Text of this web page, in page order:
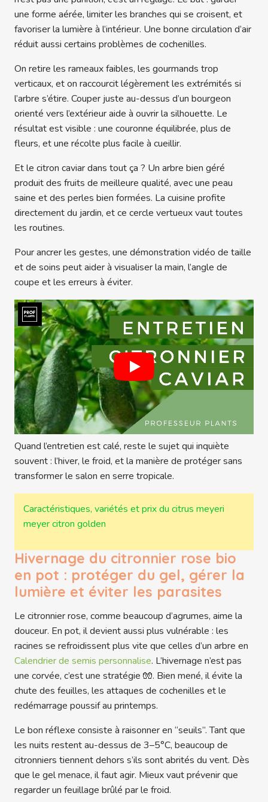
une forme aérée, limiter les branches qui se croisent, et
favoriser la lumière à l’intérieur. Une bonne circulation d’air
réduit aussi certains problèmes de cochenilles.
On retire les rameaux faibles, les gourmands trop
verticaux, et on raccourcit légèrement les extrémités si
l’arbre s’étire. Couper juste au-dessus d’un bourgeon
orienté vers l’extérieur aide à ouvrir la silhouette. Le
résultat est visible : une couronne équilibrée, plus de
fleurs, et une récolte plus facile à cueillir.
Et le citron caviar dans tout ça ? Un arbre bien géré
produit des fruits de meilleure qualité, avec une peau
saine et des perles bien formées. La cuisine profite
directement du jardin, et ce cercle vertueux vaut toutes
les routines.
Pour ancrer les gestes, une démonstration vidéo de taille
et de soins peut aider à visualiser la main, l’angle de
coupe et les erreurs à éviter.
Quand l’entretien est calé, reste le sujet qui inquiète
souvent : l’hiver, le froid, et la manière de protéger sans
transformer le salon en serre tropicale.
Caractéristiques, variétés et prix du citrus meyeri
meyer citron golden
Hivernage du citronnier rose bio
en pot : protéger du gel, gérer la
lumière et éviter les parasites
Le citronnier rose, comme beaucoup d’agrumes, aime la
douceur. En pot, il devient aussi plus vulnérable : les
racines se refroidissent plus vite que celles d’un arbre en
Calendrier de semis personnalise. L’hivernage n’est pas
une corvée, c’est une stratégie 🧤. Bien mené, il évite la
chute des feuilles, les attaques de cochenilles et le
redémarrage poussif au printemps.
Le bon réflexe consiste à raisonner en “seuils”. Tant que
les nuits restent au-dessus de 3–5°C, beaucoup de
citronniers tiennent dehors s’ils sont abrités du vent. Dès
que le gel menace, il faut agir. Mieux vaut prévenir que
regarder un feuillage brûlé par le froid.